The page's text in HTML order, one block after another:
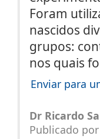
Foram
nascidos
grupos:
nos quais
Enviar para
Dr Ricardo
Publicado